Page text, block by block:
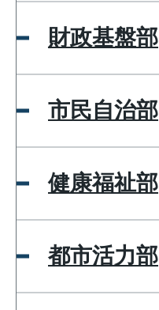
財政基盤部
市民自治部
健康福祉部
都市活力部